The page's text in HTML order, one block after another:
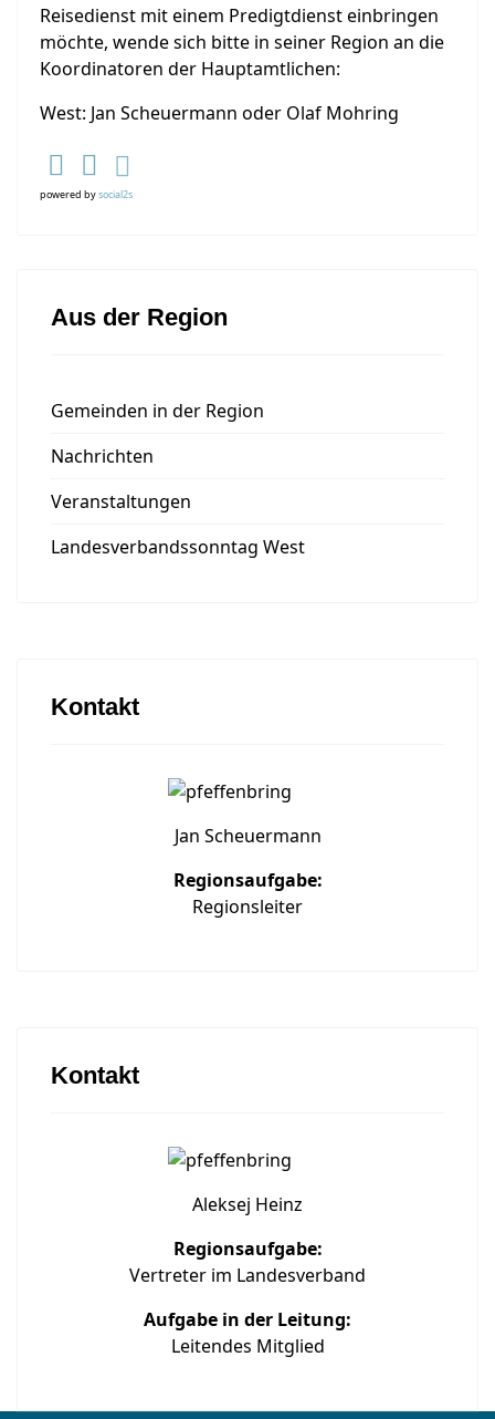
Reisedienst mit einem Predigtdienst einbringen
möchte, wende sich bitte in seiner Region an die
Koordinatoren der Hauptamtlichen:
West: Jan Scheuermann oder Olaf Mohring
powered bysocial2s
Aus der Region
Gemeinden in der Region
Nachrichten
Veranstaltungen
Landesverbandssonntag West
Kontakt
Jan Scheuermann
Regionsaufgabe:
Regionsleiter
Kontakt
Aleksej Heinz
Regionsaufgabe:
Vertreter im Landesverband
Aufgabe in der Leitung:
Leitendes Mitglied